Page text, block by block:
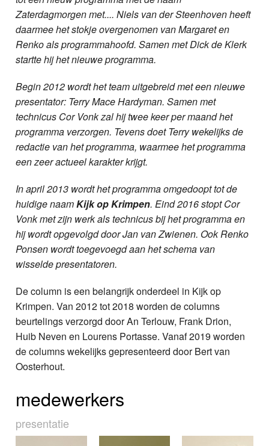
Zaterdagmorgen met.... Niels van der Steenhoven heeft
daarmee het stokje overgenomen van Margaret en
Renko als programmahoofd. Samen met Dick de Klerk
startte hij het nieuwe programma.
Begin 2012 wordt het team uitgebreid met een nieuwe
presentator: Terry Mace Hardyman. Samen met
technicus Cor Vonk zal hij twee keer per maand het
programma verzorgen. Tevens doet Terry wekelijks de
redactie van het programma, waarmee het programma
een zeer actueel karakter krijgt.
In april 2013 wordt het programma omgedoopt tot de
huidige naamKijk op Krimpen. Eind 2016 stopt Cor
Vonk met zijn werk als technicus bij het programma en
hij wordt opgevolgd door Jan van Zwienen. Ook Renko
Ponsen wordt toegevoegd aan het schema van
wisselde presentatoren.
De column is een belangrijk onderdeel in Kijk op
Krimpen. Van 2012 tot 2018 worden de columns
beurtelings verzorgd door An Terlouw, Frank Drion,
Huib Neven en Lourens Portasse. Vanaf 2019 worden
de columns wekelijks gepresenteerd door Bert van
Oosterhout.
medewerkers
presentatie